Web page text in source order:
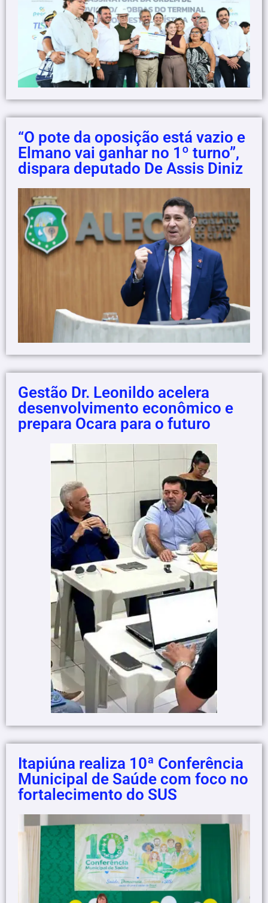
“O pote da oposição está vazio e
Elmano vai ganhar no 1º turno”,
dispara deputado De Assis Diniz
Gestão Dr. Leonildo acelera
desenvolvimento econômico e
prepara Ocara para o futuro
Itapiúna realiza 10ª Conferência
Municipal de Saúde com foco no
fortalecimento do SUS